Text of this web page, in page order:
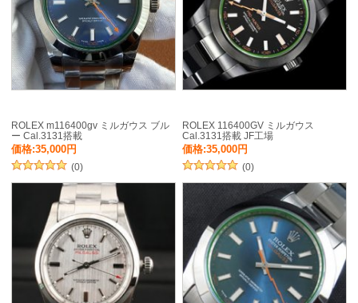
ROLEX m116400gv ミルガウス ブル
ー Cal.3131搭載
価格:35,000円
(0)
ROLEX 116400GV ミルガウス
Cal.3131搭載 JF工場
価格:35,000円
(0)